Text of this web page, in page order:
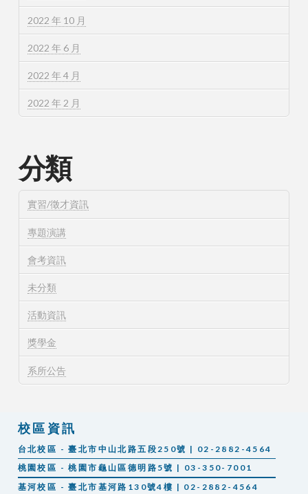
2022 年 10 月
2022 年 6 月
2022 年 4 月
2022 年 2 月
分類
實習/徵才資訊
專題演講
會考資訊
未分類
活動資訊
獎學金
系所公告
校區資訊
台北校區 - 臺北市中山北路五段250號 | 02-2882-4564
桃園校區 - 桃園市龜山區德明路5號 | 03-350-7001
基河校區 - 臺北市基河路130號4樓 | 02-2882-4564